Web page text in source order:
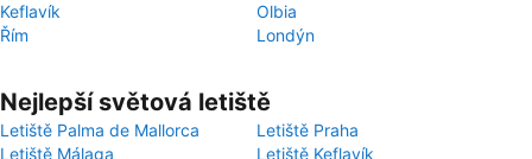
Keflavík
Olbia
Řím
Londýn
Nejlepší světová letiště
Letiště Palma de Mallorca
Letiště Praha
Letiště Málaga
Letiště Keflavík